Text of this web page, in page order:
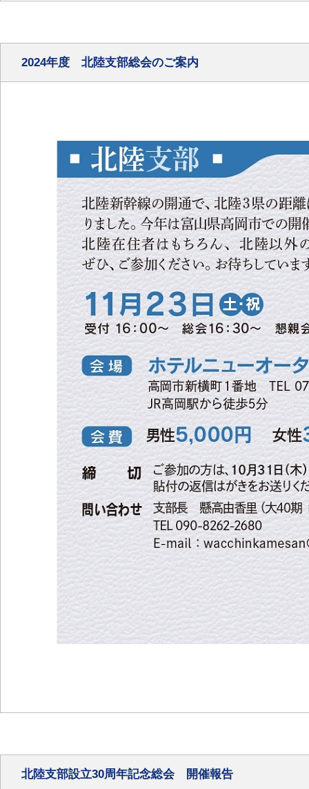
2024年度 北陸支部総会のご案内
北陸支部設立30周年記念総会 開催報告